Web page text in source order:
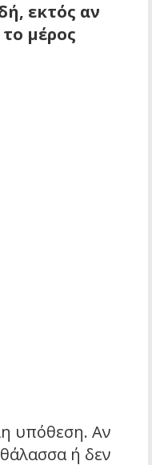
εκτός αν
μέρος
υπόθεση. Αν
ή δεν